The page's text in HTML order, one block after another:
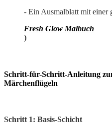
- Ein Ausmalblatt mit einer
Fresh Glow Malbuch
)
Schritt-für-Schritt-Anleitung
Märchenflügeln
Schritt 1: Basis-Schicht